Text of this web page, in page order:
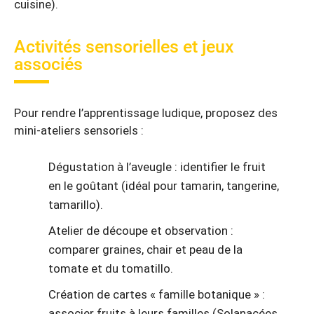
cuisine).
Activités sensorielles et jeux
associés
Pour rendre l’apprentissage ludique, proposez des
mini-ateliers sensoriels :
Dégustation à l’aveugle : identifier le fruit
en le goûtant (idéal pour tamarin, tangerine,
tamarillo).
Atelier de découpe et observation :
comparer graines, chair et peau de la
tomate et du tomatillo.
Création de cartes « famille botanique » :